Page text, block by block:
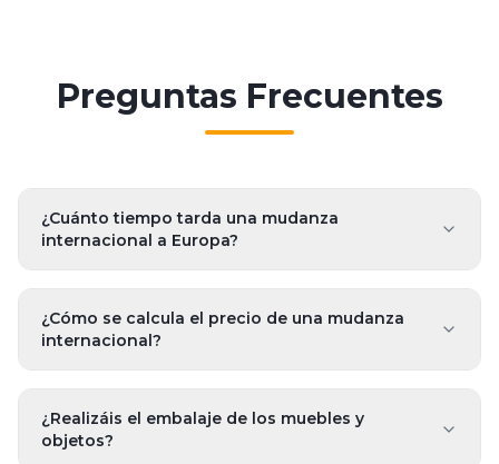
Preguntas Frecuentes
¿Cuánto tiempo tarda una mudanza
internacional a Europa?
¿Cómo se calcula el precio de una mudanza
internacional?
¿Realizáis el embalaje de los muebles y
objetos?